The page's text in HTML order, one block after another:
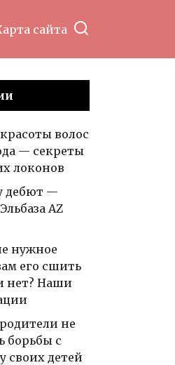
сайта
волос
— секреты
локонов
дебют —
AZ
нужное
его сшить
нет? Наши
не
борьбы с
своих детей